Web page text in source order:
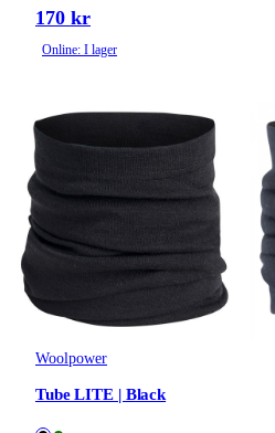
170 kr
Online: I lager
Woolpower
Tube LITE | Black